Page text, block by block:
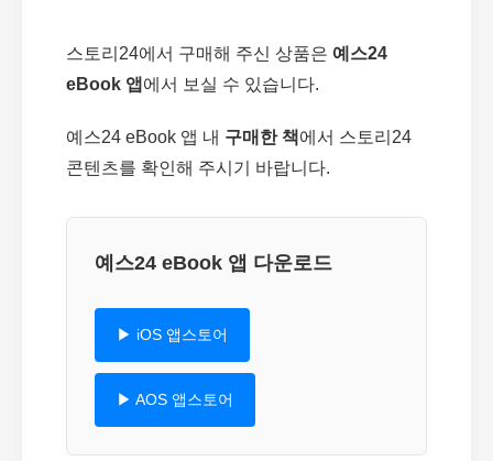
스토리24에서 구매해 주신 상품은 예스24
eBook 앱 에서 보실 수 있습니다.
예스24 eBook 앱 내 구매한 책에서 스토리24
콘텐츠를 확인해 주시기 바랍니다.
예스24 eBook 앱 다운로드
▶ iOS 앱스토어
▶ AOS 앱스토어